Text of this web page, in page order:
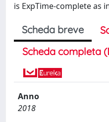
is ExpTime-complete as
Scheda breve
Scheda completa
Anno
2018